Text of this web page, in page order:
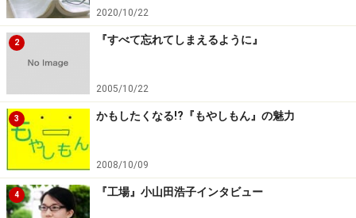
2020/10/22
2 『すべて忘れてしまえるように』
2005/10/22
3 かもしたくなる!?『もやしもん』の魅力
2008/10/09
4 『工場』小山田浩子インタビュー